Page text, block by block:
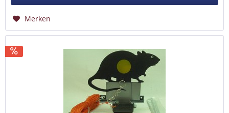
Merken